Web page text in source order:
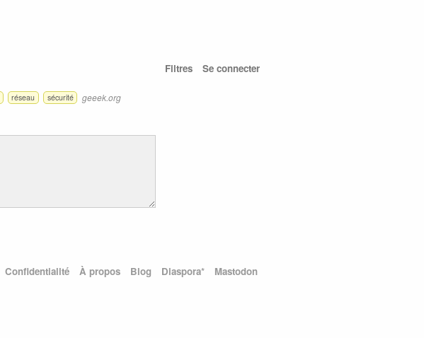
Filtres Se connecter
réseau sécurité geeek.org
Confidentialité À propos Blog Diaspora* Mastodon